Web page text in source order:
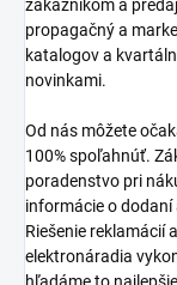
zákazníkom a
propagačný a
katalogov a
novinkami.
Od nás môžete
100% spoľahnúť.
poradenstvo pri
informácie o dodaní
Riešenie reklamácií
elektronáradia